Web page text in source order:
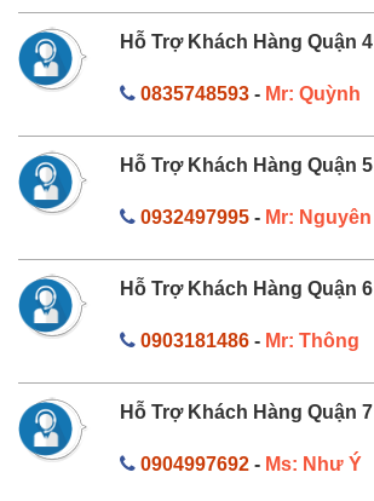
Hỗ Trợ Khách Hàng Quận 4
0835748593- Mr: Quỳnh
Hỗ Trợ Khách Hàng Quận 5
0932497995- Mr: Nguyên
Hỗ Trợ Khách Hàng Quận 6
0903181486- Mr: Thông
Hỗ Trợ Khách Hàng Quận 7
0904997692- Ms: Như Ý